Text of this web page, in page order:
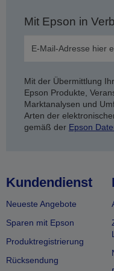
Mit Epson in
Mit der Übermittlung
Epson Produkte,
Marktanalysen und
Arten der
gemäß der Epson
Kundendienst
Neueste Angebote
Sparen mit Epson
Produktregistrierung
Rücksendung